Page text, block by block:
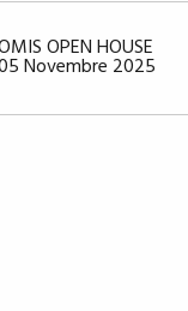
OPEN HOUSE
Novembre 2025